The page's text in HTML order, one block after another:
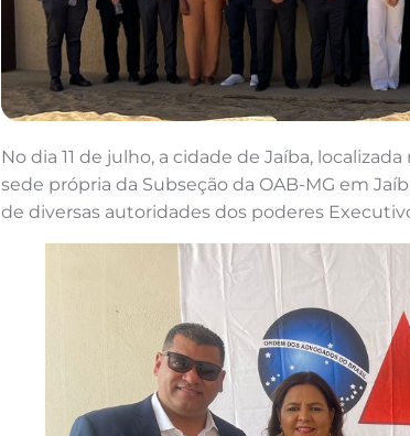
No dia 11 de julho, a cidade de Jaíba,
sede própria da Subseção da OAB-MG em
de diversas autoridades dos poderes